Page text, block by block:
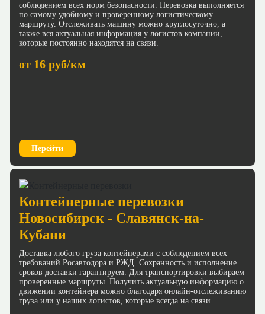
соблюдением всех норм безопасности. Перевозка выполняется
по самому удобному и проверенному логистическому
маршруту. Отслеживать машину можно круглосуточно, а
также вся актуальная информация у логистов компании,
которые постоянно находятся на связи.
от 16 руб/км
Перейти
Контейнерные перевозки
Новосибирск - Славянск-на-
Кубани
Доставка любого груза контейнерами с соблюдением всех
требований Росавтодора и РЖД. Сохранность и исполнение
сроков доставки гарантируем. Для транспортировки выбираем
проверенные маршруты. Получить актуальную информацию о
движении контейнера можно благодаря онлайн-отслеживанию
груза или у наших логистов, которые всегда на связи.